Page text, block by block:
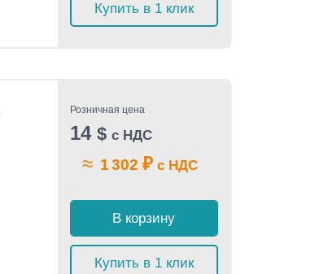
Купить в 1 клик
Розничная цена
14 $ с НДС
≈ 1 302 ₽с НДС
В корзину
Купить в 1 клик